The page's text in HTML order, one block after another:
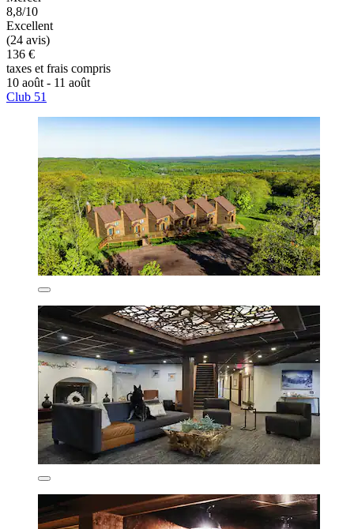
8,8/10
Excellent
(24 avis)
136 €
taxes et frais compris
10 août - 11 août
Club 51